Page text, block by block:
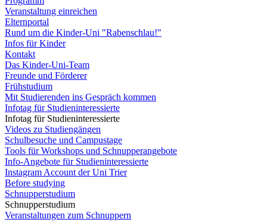
Veranstaltung einreichen
Elternportal
Rund um die Kinder-Uni "Rabenschlau!"
Infos für Kinder
Kontakt
Das Kinder-Uni-Team
Freunde und Förderer
Frühstudium
Mit Studierenden ins Gespräch kommen
Infotag für Studieninteressierte
Infotag für Studieninteressierte
Videos zu Studiengängen
Schulbesuche und Campustage
Tools für Workshops und Schnupperangebote
Info-Angebote für Studieninteressierte
Instagram Account der Uni Trier
Before studying
Schnupperstudium
Schnupperstudium
Veranstaltungen zum Schnuppern